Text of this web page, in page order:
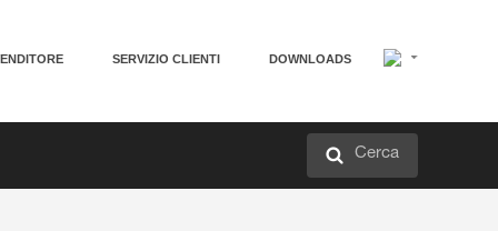
SERVIZIO CLIENTI DOWNLOADS
Cerca